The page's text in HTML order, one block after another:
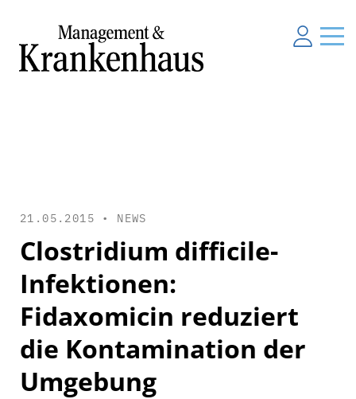
21.05.2015 • NEWS
Clostridium difficile-
Infektionen:
Fidaxomicin reduziert
die Kontamination der
Umgebung